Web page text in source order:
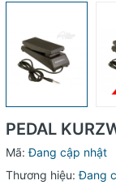
PEDAL
Mã:Đang cập nhật
Thương hiệu: Đang